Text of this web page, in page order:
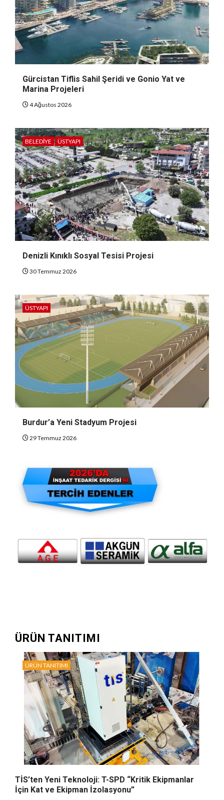
Gürcistan Tiflis Sahil Şeridi ve Gonio Yat ve
Marina Projeleri
4 Ağustos 2026
BELEDIYE ÜSTYAPI
Denizli Kınıklı Sosyal Tesisi Projesi
30 Temmuz 2026
ÜSTYAPI
Burdur’a Yeni Stadyum Projesi
29 Temmuz 2026
ÜRÜN TANITIMI
ÜRÜN TANITIMI
TİS’ten Yeni Teknoloji: T-SPD “Kritik Ekipmanlar
İçin Kat ve Ekipman İzolasyonu”